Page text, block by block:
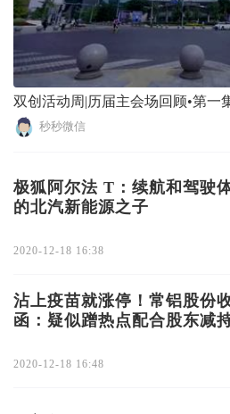
双创活动周|历届主会场回顾•第
秒秒微信
极狐阿尔法 T：续航和驾驶
的北汽新能源之子
2020-12-18 16:38
沾上疫苗就涨停！常铝股份
函：疑似蹭热点配合股东减
2020-12-18 16:48